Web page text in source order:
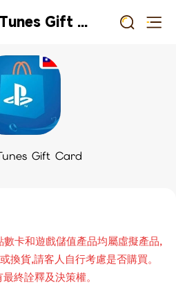
土耳其iTunes Gift Card
Gift Card
卡和遊戲儲值產品均屬虛擬產品,
換貨,請客人自行考慮是否購買。
終詮釋及決策權。